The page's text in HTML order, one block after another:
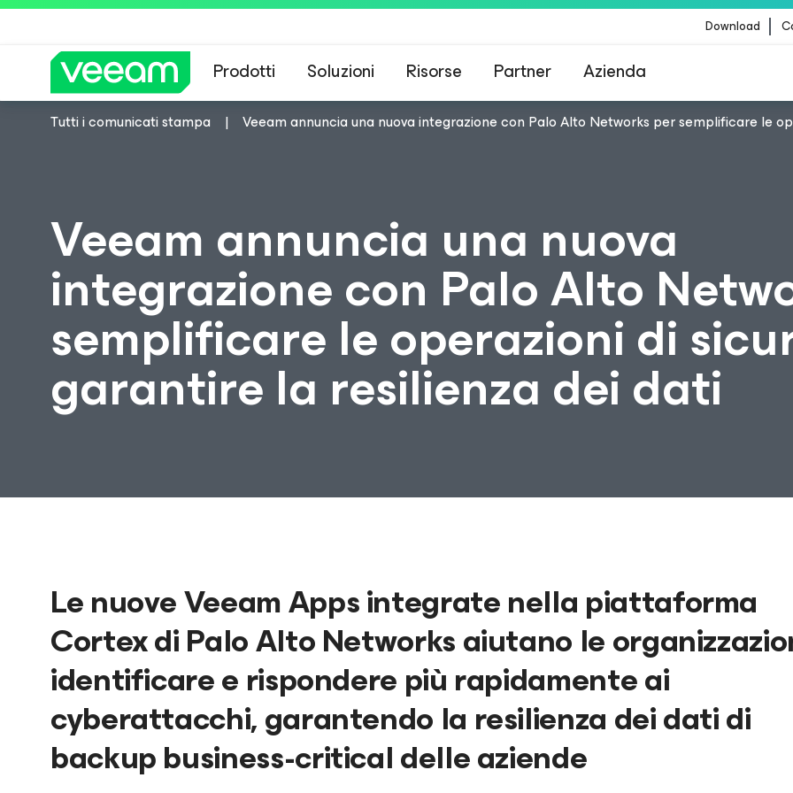
Download
Prodotti Soluzioni Risorse Partner Azienda
Tutti i comunicati stampa Veeam annuncia una nuova integrazione con Palo Alto Networks per semplificare le
Veeam annuncia una nuova
integrazione con Palo Alto
semplificare le operazioni di
garantire la resilienza dei dati
Le nuove Veeam Apps integrate nella piattaforma
Cortex di Palo Alto Networks aiutano le
identificare e rispondere più rapidamente ai
cyberattacchi, garantendo la resilienza dei dati di
backup business-critical delle aziende